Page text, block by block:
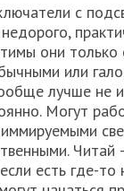
с
они только
или
лучше не
Могут
есть где-то